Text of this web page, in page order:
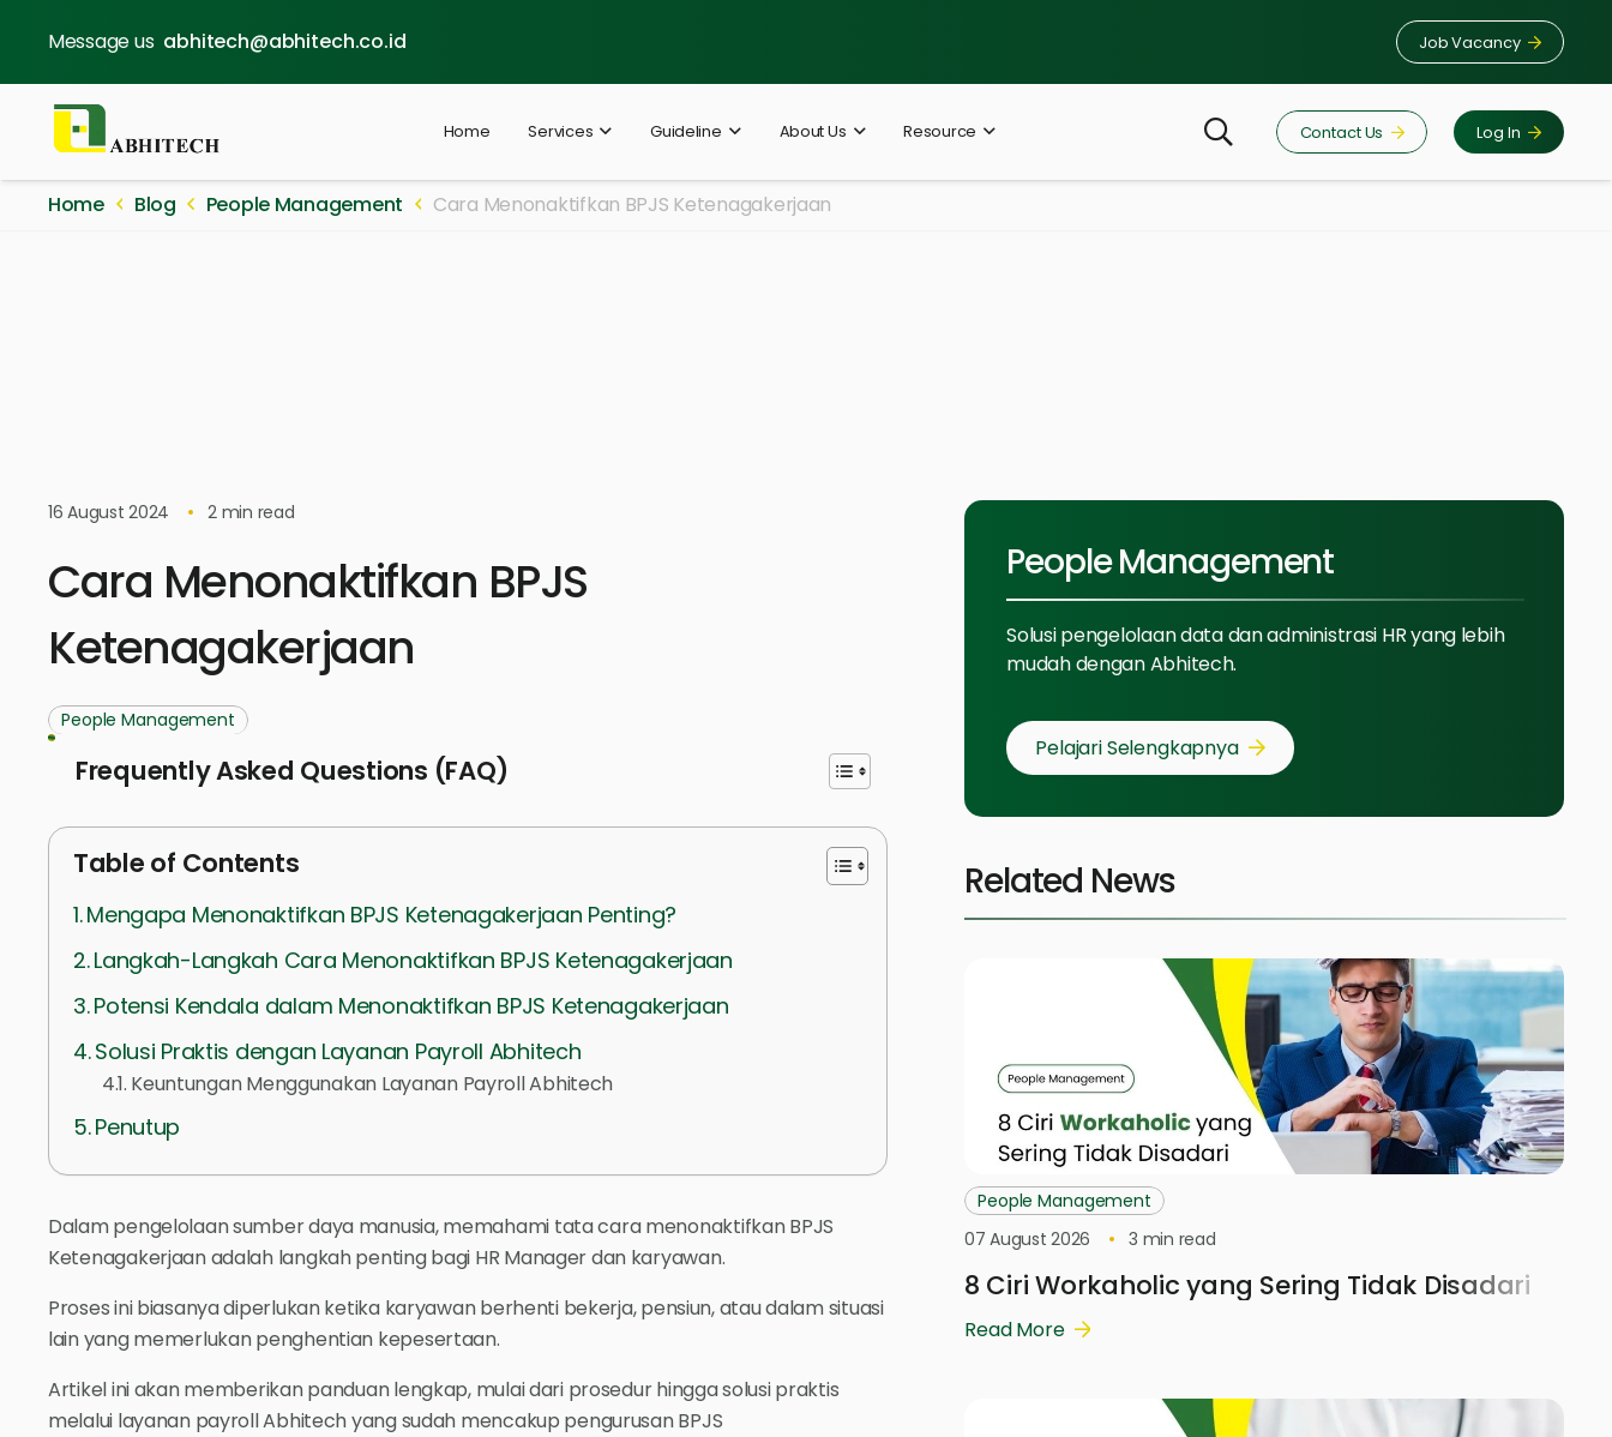
Message us abhitech@abhitech.co.id Job Vacancy
Home Services Guideline About Us Resource Contact Us Log In
Home Blog People Management Cara Menonaktifkan BPJS Ketenagakerjaan
16 August 2024 2 min read
Cara Menonaktifkan BPJS
Ketenagakerjaan
People Management
Frequently Asked Questions (FAQ)
Table of Contents
Mengapa Menonaktifkan BPJS Ketenagakerjaan Penting?
Langkah-Langkah Cara Menonaktifkan BPJS Ketenagakerjaan
Potensi Kendala dalam Menonaktifkan BPJS Ketenagakerjaan
Solusi Praktis dengan Layanan Payroll Abhitech
Keuntungan Menggunakan Layanan Payroll Abhitech
Penutup
Dalam pengelolaan sumber daya manusia, memahami tata cara menonaktifkan BPJS
Ketenagakerjaan adalah langkah penting bagi HR Manager dan karyawan.
Proses ini biasanya diperlukan ketika karyawan berhenti bekerja, pensiun, atau dalam situasi
lain yang memerlukan penghentian kepesertaan.
Artikel ini akan memberikan panduan lengkap, mulai dari prosedur hingga solusi praktis
melalui layanan payroll Abhitech yang sudah mencakup pengurusan BPJS
People Management
Solusi pengelolaan data dan administrasi HR yang lebih
mudah dengan Abhitech.
Pelajari Selengkapnya
Related News
People Management
07 August 2026
3 min read
8 Ciri Workaholic yang Sering Tidak Disadari
Read More